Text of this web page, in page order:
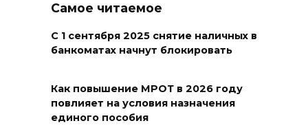
Самое читаемое
С 1 сентября 2025 снятие наличных в
банкоматах начнут блокировать
Как повышение МРОТ в 2026 году
повлияет на условия назначения
единого пособия